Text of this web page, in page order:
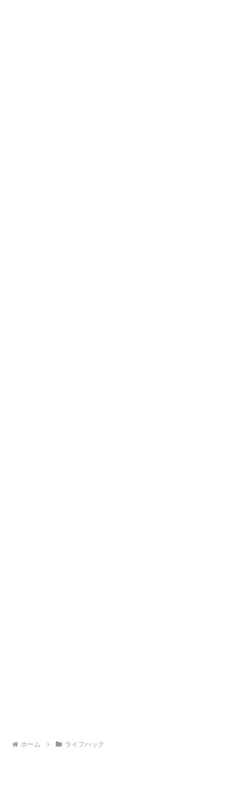
ホーム ライフハック